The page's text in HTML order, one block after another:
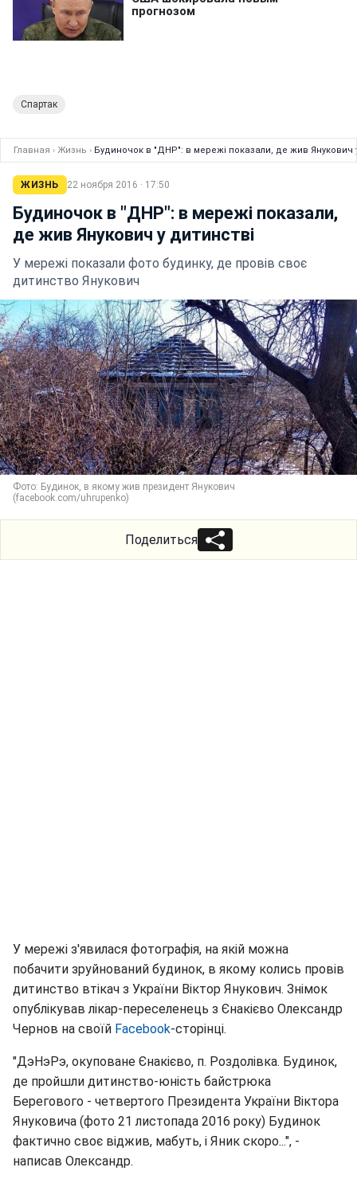
Спартак
Главная › Жизнь › Будиночок в "ДНР": в мережі показали, де жив Янукович
ЖИЗНЬ 22 ноября 2016 · 17:50
Будиночок в "ДНР": в мережі показали,
де жив Янукович у дитинстві
У мережі показали фото будинку, де провів своє
дитинство Янукович
Фото: Будинок, в якому жив президент Янукович
(facebook.com/uhrupenko)
Поделиться
У мережі з'явилася фотографія, на якій можна
побачити зруйнований будинок, в якому колись провів
дитинство втікач з України Віктор Янукович. Знімок
опублікував лікар-переселенець з Єнакієво Олександр
Чернов на своїй Facebook-сторінці.
"ДэНэРэ, окуповане Єнакієво, п. Роздолівка. Будинок,
де пройшли дитинство-юність байстрюка
Берегового - четвертого Президента України Віктора
Януковича (фото 21 листопада 2016 року) Будинок
фактично своє віджив, мабуть, і Яник скоро...", -
написав Олександр.